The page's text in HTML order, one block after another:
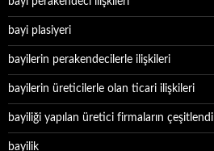
bayi plasiyeri
bayilerin perakendecilerle ilişkileri
bayilerin üreticilerle olan ticari ilişkileri
bayiliği yapılan üretici firmaların
bayilik